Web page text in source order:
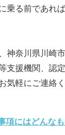
る前であれ
奈川県川崎
援機関、認
軽にご連絡
項にはどんな